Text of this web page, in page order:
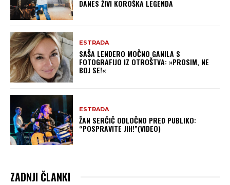
DANES ŽIVI KOROŠKA LEGENDA
ESTRADA
SAŠA LENDERO MOČNO GANILA S
FOTOGRAFIJO IZ OTROŠTVA: »PROSIM, NE
BOJ SE!«
ESTRADA
ŽAN SERČIČ ODLOČNO PRED PUBLIKO:
“POSPRAVITE JIH!”(VIDEO)
ZADNJI ČLANKI